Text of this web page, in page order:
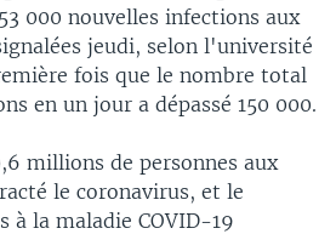
000 nouvelles infections aux
jeudi, selon l'université
fois que le nombre total
en un jour a dépassé 150 000.
millions de personnes aux
le coronavirus, et le
à la maladie COVID-19